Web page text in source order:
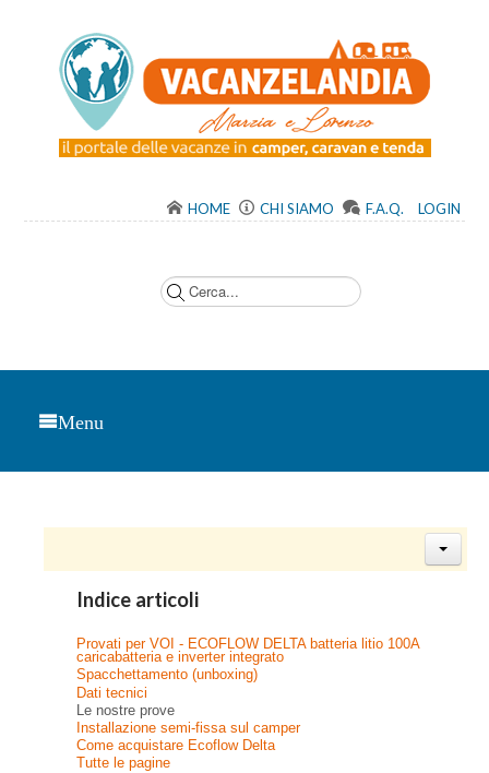
HOME CHI SIAMO F.A.Q. LOGIN
Menu
Indice articoli
Provati per VOI - ECOFLOW DELTA batteria litio 100A
caricabatteria e inverter integrato
Spacchettamento (unboxing)
Dati tecnici
Le nostre prove
Installazione semi-fissa sul camper
Come acquistare Ecoflow Delta
Tutte le pagine